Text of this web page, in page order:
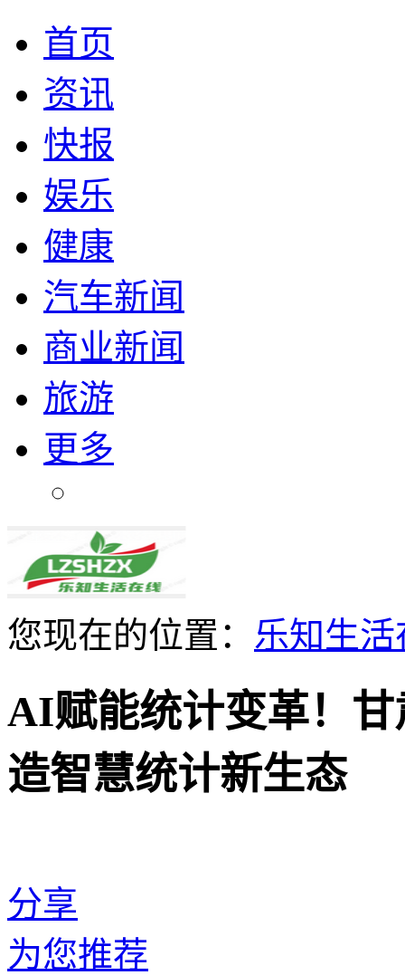
首页
资讯
快报
娱乐
健康
汽车新闻
商业新闻
旅游
更多
您现在的位置： 乐知生活
AI赋能统计变革！
造智慧统计新生态
分享
为您推荐